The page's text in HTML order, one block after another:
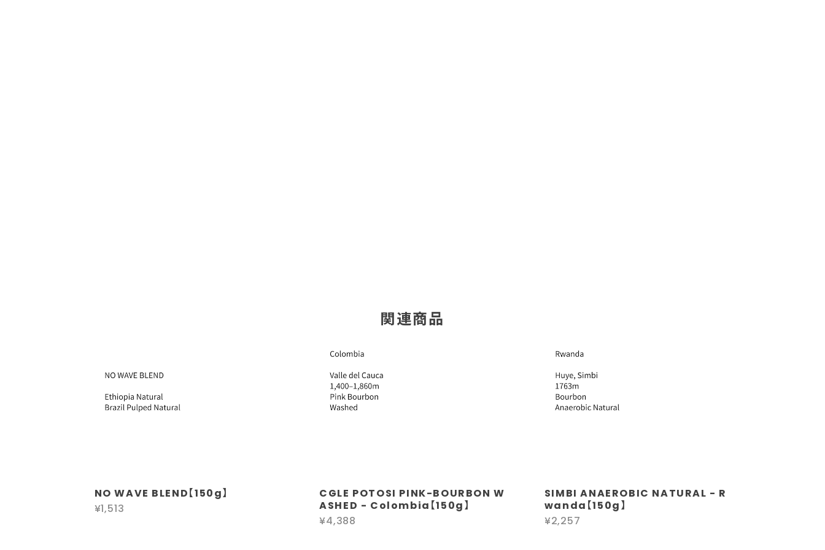
関連商品
NO WAVE BLEND【150g】
¥1,513
CGLE POTOSI PINK-BOURBON W
ASHED - Colombia【150g】
¥4,388
SIMBI ANAEROBIC NATURAL - R
wanda【150g】
¥2,257